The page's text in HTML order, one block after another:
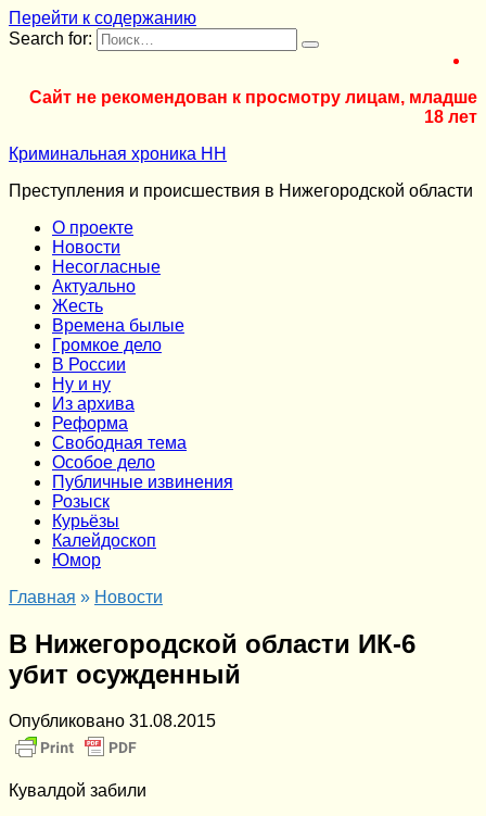
Перейти к содержанию
Search for:
Сайт не рекомендован к просмотру лицам, младше
18 лет
Криминальная хроника НН
Преступления и происшествия в Нижегородской области
О проекте
Новости
Несогласные
Актуально
Жесть
Времена былые
Громкое дело
В России
Ну и ну
Из архива
Реформа
Cвободная тема
Особое дело
Публичные извинения
Розыск
Курьёзы
Калейдоскоп
Юмор
Главная » Новости
В Нижегородской области ИК-6
убит осужденный
Опубликовано 31.08.2015
Кувалдой забили